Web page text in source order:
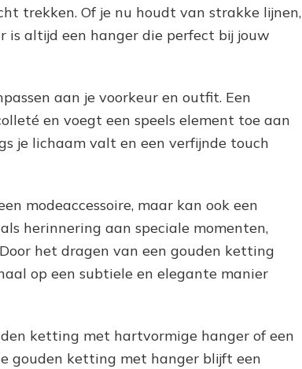
trekken. Of je nu houdt van strakke lijnen,
is altijd een hanger die perfect bij jouw
aan je voorkeur en outfit. Een
en voegt een speels element toe aan
je lichaam valt en een verfijnde touch
modeaccessoire, maar kan ook een
herinnering aan speciale momenten,
het dragen van een gouden ketting
op een subtiele en elegante manier
ketting met hartvormige hanger of een
gouden ketting met hanger blijft een